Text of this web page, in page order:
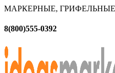
МАРКЕРНЫЕ,
8(800)555-0392